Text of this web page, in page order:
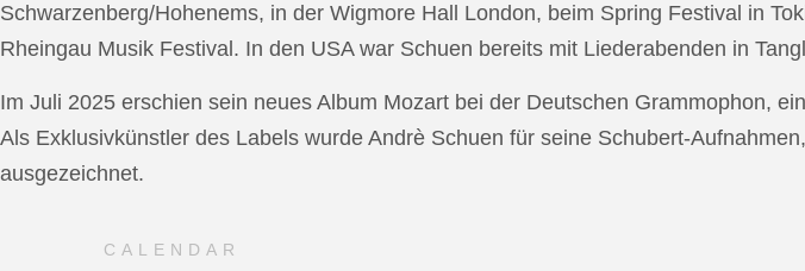
Schwarzenberg/Hohenems, in der Wigmore Hall London, beim Spring Festival in
Rheingau Musik Festival. In den USA war Schuen bereits mit Liederabenden in
Im Juli 2025 erschien sein neues Album Mozart bei der Deutschen Grammophon,
Als Exklusivkünstler des Labels wurde Andrè Schuen für seine Schubert-
ausgezeichnet.
CALENDAR